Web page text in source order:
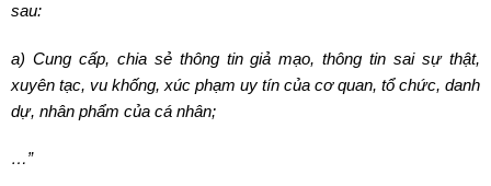
sau:
a) Cung cấp, chia sẻ thông tin giả mạo, thông tin sai sự thật,
xuyên tạc, vu khống, xúc phạm uy tín của cơ quan, tổ chức, danh
dự, nhân phẩm của cá nhân;
…”